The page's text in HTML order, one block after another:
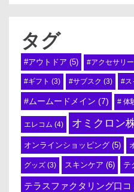
タグ
#アウトドア (5) #アクセサリー
#ギフト (3) #サブスク (3) #ス
#ムームードメイン (7) # 体
エレコム (4) オミクロン
オンラインショッピング (5)
グッズ (3) スキンケア (6) テ
テラスファクタリング口コ